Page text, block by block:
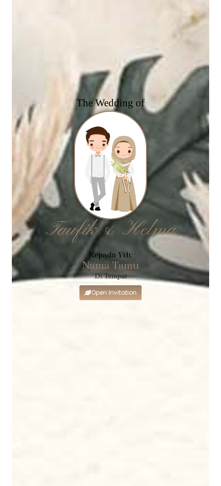
The Wedding of
Taufik & Helma
Kepada Yth:
Nama Tamu
Di Tempat
Open Invitation